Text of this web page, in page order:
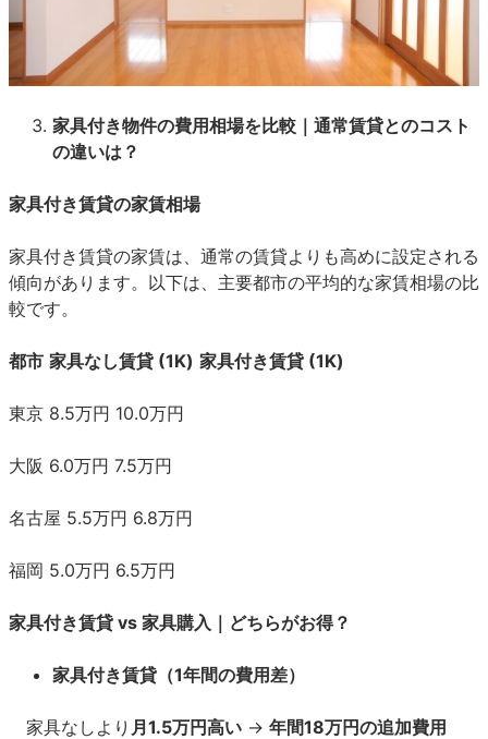
家具付き物件の費用相場を比較｜通常賃貸とのコスト
の違いは？
家具付き賃貸の家賃相場
家具付き賃貸の家賃は、通常の賃貸よりも高めに設定される
傾向があります。以下は、主要都市の平均的な家賃相場の比
較です。
都市 家具なし賃貸 (1K) 家具付き賃貸 (1K)
東京 8.5万円 10.0万円
大阪 6.0万円 7.5万円
名古屋 5.5万円 6.8万円
福岡 5.0万円 6.5万円
家具付き賃貸 vs 家具購入｜どちらがお得？
家具付き賃貸（1年間の費用差）
家具なしより 月1.5万円高い → 年間18万円の追加費用